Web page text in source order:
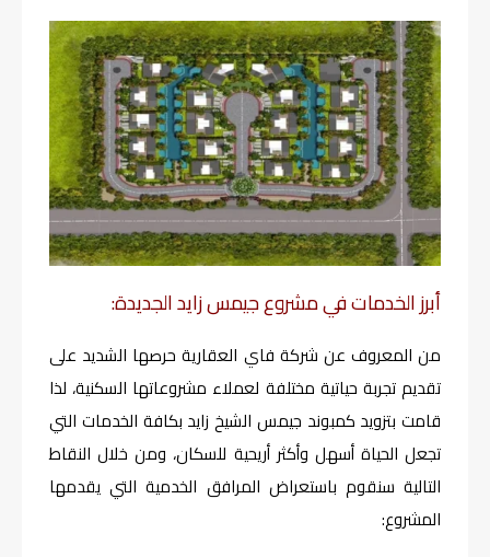
أبرز الخدمات في مشروع جيمس زايد الجديدة:
من المعروف عن شركة فاي العقارية حرصها الشديد على
تقديم تجربة حياتية مختلفة لعملاء مشروعاتها السكنية، لذا
قامت بتزويد كمبوند جيمس الشيخ زايد بكافة الخدمات التي
تجعل الحياة أسهل وأكثر أريحية للسكان، ومن خلال النقاط
التالية سنقوم باستعراض المرافق الخدمية التي يقدمها
المشروع: